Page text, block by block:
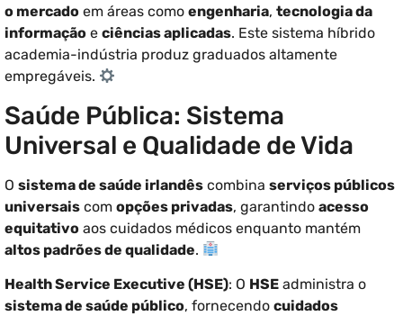
o mercado em áreas como engenharia, tecnologia da
informação e ciências aplicadas. Este sistema híbrido
academia-indústria produz graduados altamente
empregáveis.
Saúde Pública: Sistema
Universal e Qualidade de Vida
O sistema de saúde irlandês combina serviços públicos
universais com opções privadas, garantindo acesso
equitativo aos cuidados médicos enquanto mantém
altos padrões de qualidade.
Health Service Executive (HSE): O HSE administra o
sistema de saúde público, fornecendo cuidados